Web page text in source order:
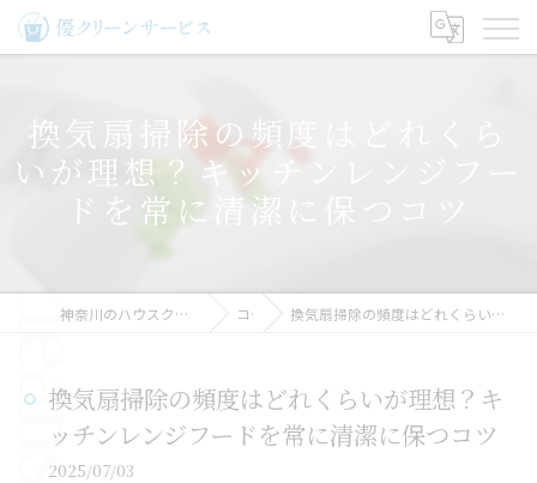
換気扇掃除の頻度はどれくら
いが理想？キッチンレンジフー
ドを常に清潔に保つコツ
神奈川のハウスクリーニングなら優クリーンサービス コラム 換気扇掃除の頻度はどれくらいが理想？キッチンレンジフードを常に清潔に保つコツ
換気扇掃除の頻度はどれくらいが理想？キ
ッチンレンジフードを常に清潔に保つコツ
2025/07/03